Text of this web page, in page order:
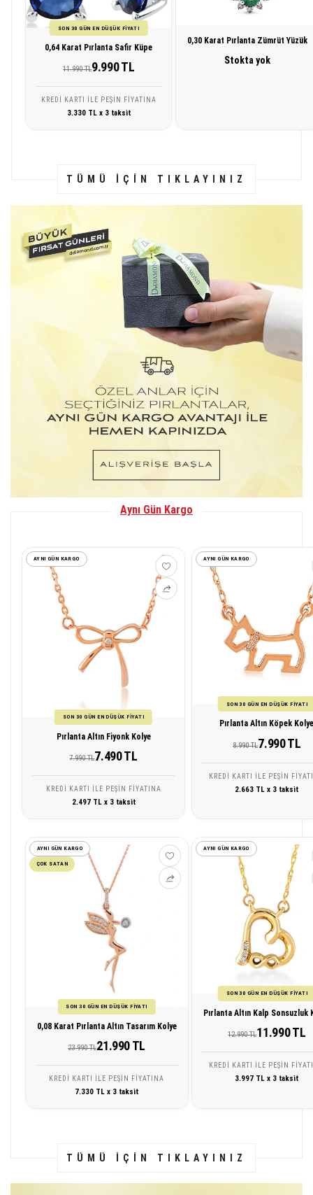
SON 30 GÜN EN DÜŞÜK FİYATI
0,64 Karat Pırlanta Safir Küpe
11.990 TL9.990 TL
KREDI KARTI ILE PEŞIN FIYATINA
3.330 TL x 3 taksit
0,30 Karat Pırlanta Zümrüt Yüzük
Stokta yok
TÜMÜ İÇİN TIKLAYINIZ
Aynı Gün Kargo
AYNI GÜN KARGO
SON 30 GÜN EN DÜŞÜK FİYATI
Pırlanta Altın Fiyonk Kolye
7.990 TL7.490 TL
KREDI KARTI ILE PEŞIN FIYATINA
2.497 TL x 3 taksit
AYNI GÜN KARGO
SON 30 GÜN EN DÜŞÜK FİYATI
Pırlanta Altın Köpek
8.990 TL7.990 TL
KREDI KARTI ILE PEŞIN
2.663 TL x 3 taksit
AYNI GÜN KARGO
ÇOK SATAN
SON 30 GÜN EN DÜŞÜK FİYATI
0,08 Karat Pırlanta Altın Tasarım Kolye
23.990 TL21.990 TL
KREDI KARTI ILE PEŞIN FIYATINA
7.330 TL x 3 taksit
AYNI GÜN KARGO
SON 30 GÜN EN DÜŞÜK FİYATI
Pırlanta Altın Kalp Sonsuzluk
12.990 TL11.990 TL
KREDI KARTI ILE PEŞIN
3.997 TL x 3 taksit
TÜMÜ İÇİN TIKLAYINIZ